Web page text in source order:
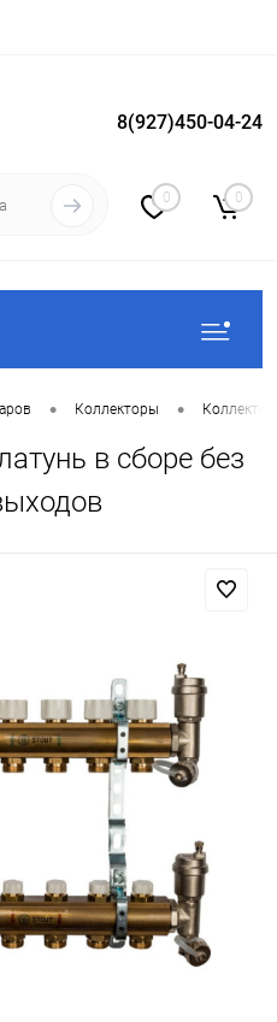
Вход Регистрация
8(927)450-04-24
0 0
• Коллекторы •
в сборе без